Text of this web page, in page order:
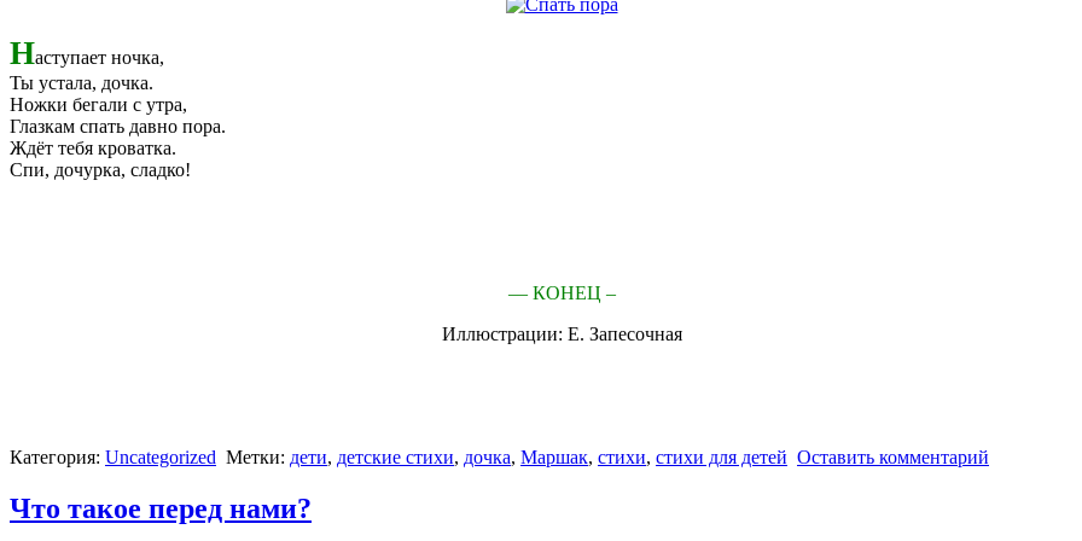
Наступает ночка,
Ты устала, дочка.
Ножки бегали с утра,
Глазкам спать давно пора.
Ждёт тебя кроватка.
Спи, дочурка, сладко!
— КОНЕЦ –
Иллюстрации: Е. Запесочная
Категория: Uncategorized Метки: дети, детские стихи, дочка, Маршак, стихи, стихи для детей Оставить комментарий
Что такое перед нами?